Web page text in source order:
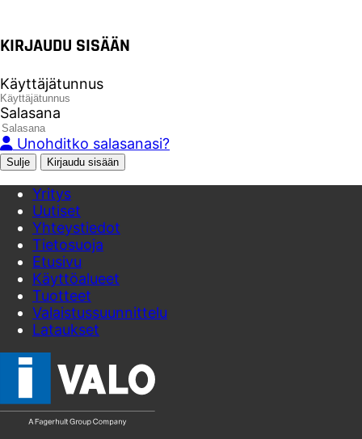
KIRJAUDU SISÄÄN
Käyttäjätunnus
Salasana
Unohditko salasanasi?
Sulje
Yritys
Uutiset
Yhteystiedot
Tietosuoja
Etusivu
Käyttöalueet
Tuotteet
Valaistussuunnittelu
Lataukset